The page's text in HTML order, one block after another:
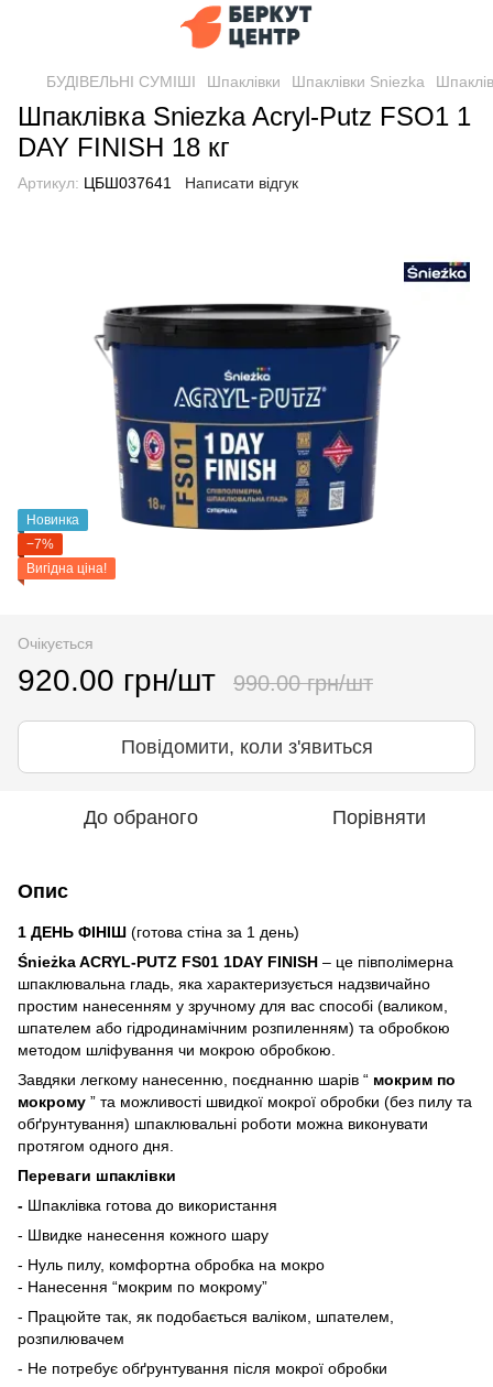
БУДІВЕЛЬНІ СУМІШІ Шпаклівки Шпаклівки Sniezka
Шпаклівка Sniezka Acryl-Putz FSO1 1
DAY FINISH 18 кг
Артикул: ЦБШ037641 Написати відгук
Новинка
−7%
Вигідна ціна!
Очікується
920.00 грн/шт 990.00 грн/шт
Повідомити, коли з'явиться
До обраного Порівняти
Опис
1 ДЕНЬ ФІНІШ (готова стіна за 1 день)
Śnieżka ACRYL-PUTZ FS01 1DAY FINISH – це півполімерна
шпаклювальна гладь, яка характеризується надзвичайно
простим нанесенням у зручному для вас способі (валиком,
шпателем або гідродинамічним розпиленням) та обробкою
методом шліфування чи мокрою обробкою.
Завдяки легкому нанесенню, поєднанню шарів “ мокрим по
мокрому ” та можливості швидкої мокрої обробки (без пилу та
обґрунтування) шпаклювальні роботи можна виконувати
протягом одного дня.
Переваги шпаклівки
- Шпаклівка готова до використання
- Швидке нанесення кожного шару
- Нуль пилу, комфортна обробка на мокро
- Нанесення “мокрим по мокрому”
- Працюйте так, як подобається валіком, шпателем,
розпилювачем
- Не потребує обґрунтування після мокрої обробки